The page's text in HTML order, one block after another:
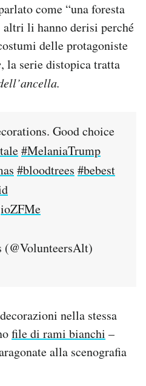
come “una foresta
altri li hanno derisi perché
delle protagoniste
, la serie distopica tratta
Good choice
#MelaniaTrump
#bloodtrees #bebest
nella stessa
file di rami bianchi –
alla scenografia